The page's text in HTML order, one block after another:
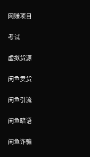
网赚项目
考试
虚拟货源
闲鱼卖货
闲鱼引流
闲鱼暗语
闲鱼诈骗